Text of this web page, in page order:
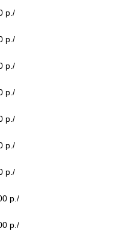
р./
р./
р./
р./
р./
р./
р./
р./
р./